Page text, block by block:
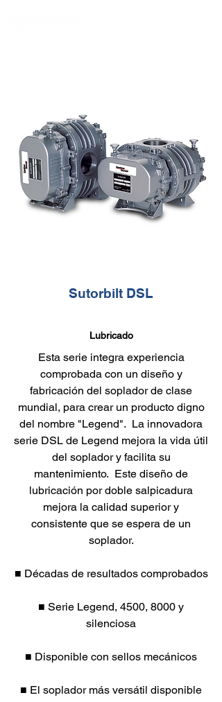
Sutorbilt DSL
Lubricado
Esta serie integra experiencia
comprobada con un diseño y
fabricación del soplador de clase
mundial, para crear un producto digno
del nombre "Legend". La innovadora
serie DSL de Legend mejora la vida útil
del soplador y facilita su
mantenimiento. Este diseño de
lubricación por doble salpicadura
mejora la calidad superior y
consistente que se espera de un
soplador.
■ Décadas de resultados comprobados
■ Serie Legend, 4500, 8000 y
silenciosa
■ Disponible con sellos mecánicos
■ El soplador más versátil disponible